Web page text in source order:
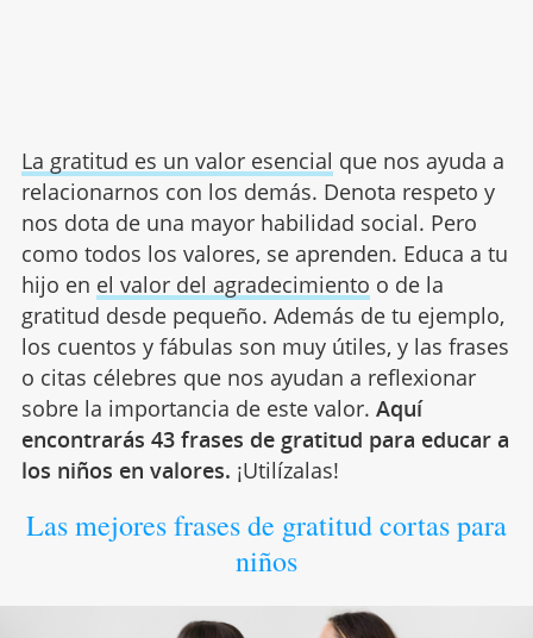
La gratitud es un valor esencial que nos ayuda a
relacionarnos con los demás. Denota respeto y
nos dota de una mayor habilidad social. Pero
como todos los valores, se aprenden. Educa a tu
hijo en el valor del agradecimiento o de la
gratitud desde pequeño. Además de tu ejemplo,
los cuentos y fábulas son muy útiles, y las frases
o citas célebres que nos ayudan a reflexionar
sobre la importancia de este valor. Aquí
encontrarás 43 frases de gratitud para educar a
los niños en valores. ¡Utilízalas!
Las mejores frases de gratitud cortas para
niños